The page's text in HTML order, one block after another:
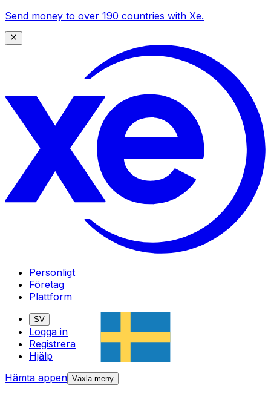
Send money to over 190 countries with Xe.
Personligt
Företag
Plattform
SV
Logga in
Registrera
Hjälp
Hämta appen Växla meny